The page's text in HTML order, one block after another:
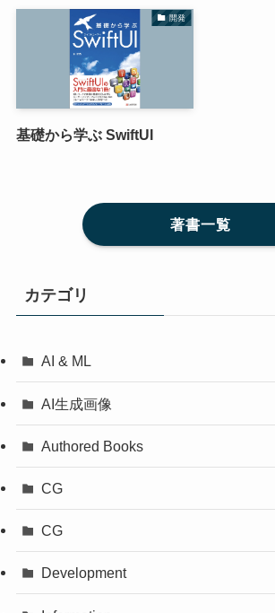
開発
基礎から学ぶ SwiftUI
著書一覧
カテゴリ
AI & ML
AI生成画像
Authored Books
CG
CG
Development